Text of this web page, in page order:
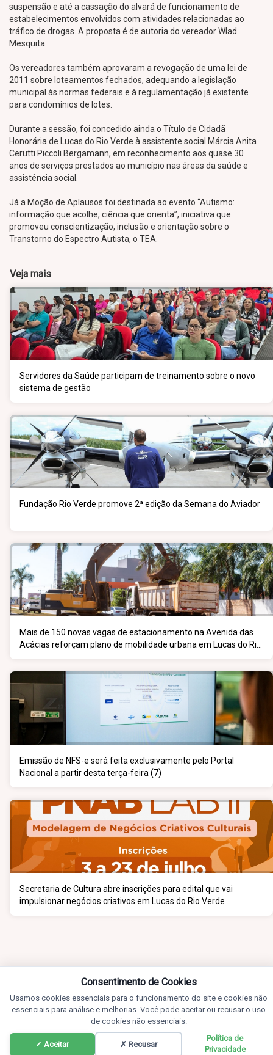
suspensão e até a cassação do alvará de funcionamento de
estabelecimentos envolvidos com atividades relacionadas ao
tráfico de drogas. A proposta é de autoria do vereador Wlad
Mesquita.
Os vereadores também aprovaram a revogação de uma lei de
2011 sobre loteamentos fechados, adequando a legislação
municipal às normas federais e à regulamentação já existente
para condomínios de lotes.
Durante a sessão, foi concedido ainda o Título de Cidadã
Honorária de Lucas do Rio Verde à assistente social Márcia Anita
Cerutti Piccoli Bergamann, em reconhecimento aos quase 30
anos de serviços prestados ao município nas áreas da saúde e
assistência social.
Já a Moção de Aplausos foi destinada ao evento “Autismo:
informação que acolhe, ciência que orienta”, iniciativa que
promoveu conscientização, inclusão e orientação sobre o
Transtorno do Espectro Autista, o TEA.
Veja mais
Servidores da Saúde participam de treinamento sobre o novo
sistema de gestão
Fundação Rio Verde promove 2ª edição da Semana do Aviador
Mais de 150 novas vagas de estacionamento na Avenida das
Acácias reforçam plano de mobilidade urbana em Lucas do Rio
Emissão de NFS-e será feita exclusivamente pelo Portal
Nacional a partir desta terça-feira (7)
Secretaria de Cultura abre inscrições para edital que vai
impulsionar negócios criativos em Lucas do Rio Verde
Notícias
Consentimento de Cookies
Usamos cookies essenciais para o funcionamento do site e cookies não
essenciais para análise e melhorias. Você pode aceitar ou recusar o uso
de cookies não essenciais.
✓ Aceitar ✗ Recusar
Política de
Privacidade